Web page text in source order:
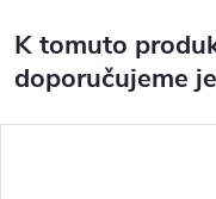
K tomuto
doporučujeme